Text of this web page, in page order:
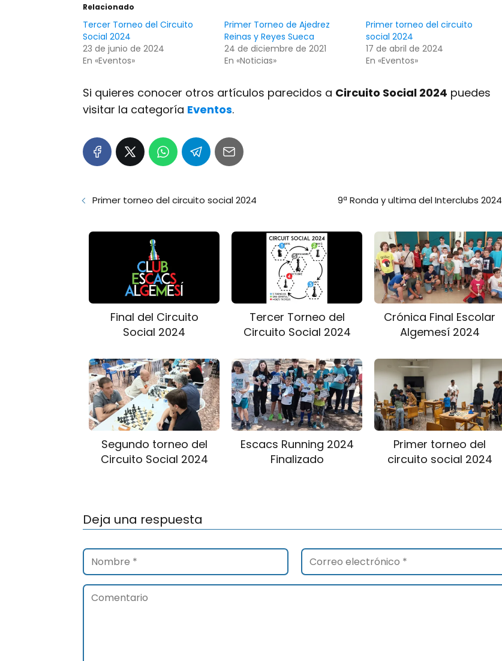
Relacionado
Tercer Torneo del Circuito
Social 2024
23 de junio de 2024
En «Eventos»
Primer Torneo de Ajedrez
Reinas y Reyes Sueca
24 de diciembre de 2021
En «Noticias»
Primer torneo del circuito
social 2024
17 de abril de 2024
En «Eventos»
Si quieres conocer otros artículos parecidos a Circuito Social 2024 puedes
visitar la categoría Eventos.
Primer torneo del circuito social 2024 9ª Ronda y ultima del Interclubs 2024
Final del Circuito
Social 2024
Tercer Torneo del
Circuito Social 2024
Crónica Final Escolar
Algemesí 2024
Segundo torneo del
Circuito Social 2024
Escacs Running 2024
Finalizado
Primer torneo del
circuito social 2024
Deja una respuesta